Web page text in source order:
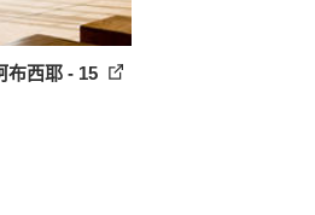
布西耶 - 15